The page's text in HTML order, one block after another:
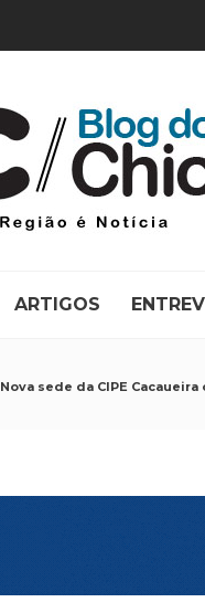
ARTIGOS
Nova sede da CIPE